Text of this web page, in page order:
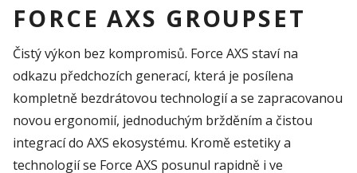
FORCE AXS GROUPSET
Čistý výkon bez kompromisů. Force AXS staví na
odkazu předchozích generací, která je posílena
kompletně bezdrátovou technologií a se zapracovanou
novou ergonomií, jednoduchým bržděním a čistou
integrací do AXS ekosystému. Kromě estetiky a
technologií se Force AXS posunul rapidně i ve